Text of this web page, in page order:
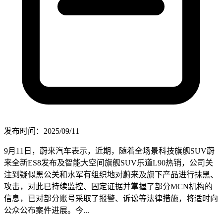
发布时间：2025/09/11
9月11日，蔚来汽车表示，近期，随着全场景科技旗舰SUV蔚
来全新ES8发布及智能大空间旗舰SUV乐道L90热销，公司关
注到疑似黑公关和水军有组织地对蔚来及旗下产品进行抹黑、
攻击，对此已持续监控、固定证据并掌握了部分MCN机构的
信息，已对部分账号采取了报警、诉讼等法律措施，将适时向
公众公布案件进展。今...